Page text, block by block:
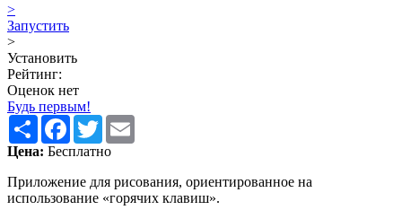
>
Запустить
>
Установить
Рейтинг:
Оценок нет
Будь первым!
Share Facebook
Twitter
Цена: Бесплатно
Приложение для рисования, ориентированное на
использование «горячих клавиш».